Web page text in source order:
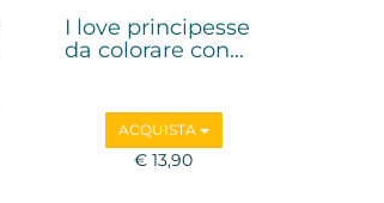
I love principesse
da colorare con...
ACQUISTA
€ 13,90